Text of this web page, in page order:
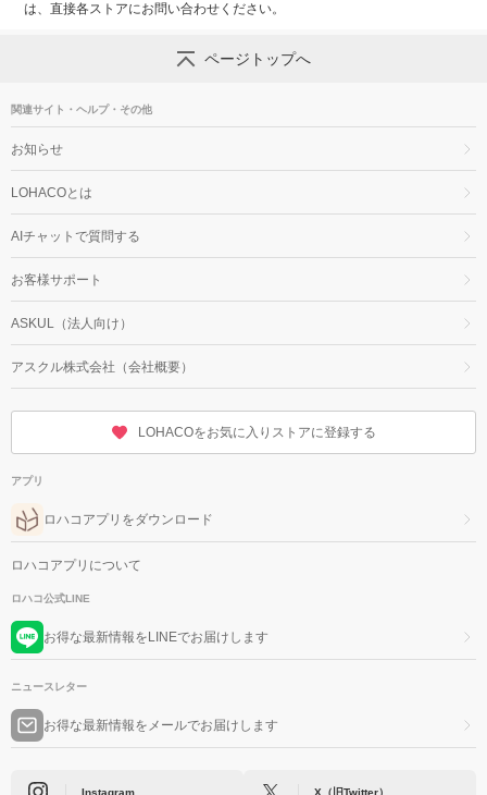
は、直接各ストアにお問い合わせください。
ページトップへ
関連サイト・ヘルプ・その他
お知らせ
LOHACOとは
AIチャットで質問する
お客様サポート
ASKUL（法人向け）
アスクル株式会社（会社概要）
LOHACOをお気に入りストアに登録する
アプリ
ロハコアプリをダウンロード
ロハコアプリについて
ロハコ公式LINE
お得な最新情報をLINEでお届けします
ニュースレター
お得な最新情報をメールでお届けします
Instagram X（旧Twitter）